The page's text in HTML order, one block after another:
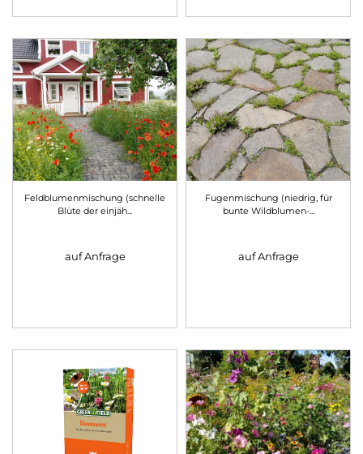
Feldblumenmischung (schnelle
Blüte der einjäh...
auf Anfrage
Fugenmischung (niedrig, für
bunte Wildblumen-...
auf Anfrage